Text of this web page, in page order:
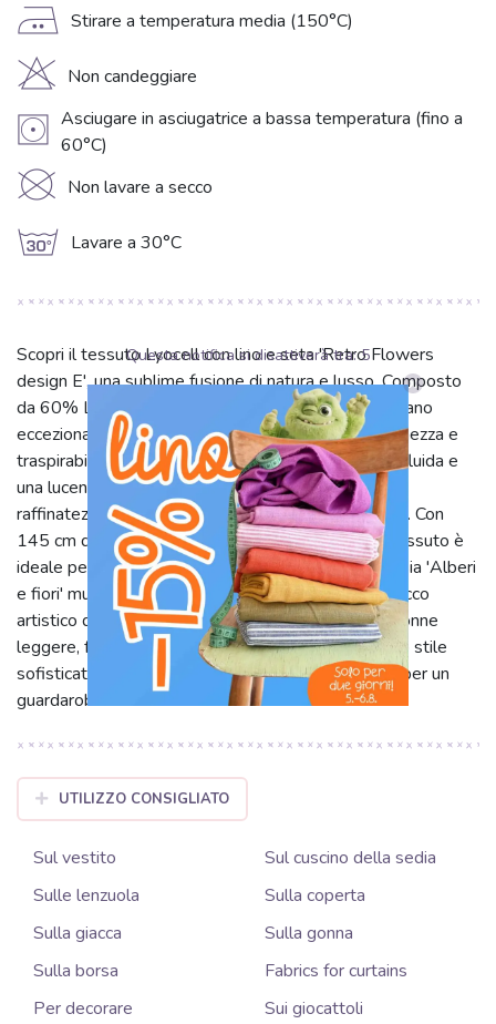
E Stirare a temperatura media (150°C)
H Non candeggiare
V Asciugare in asciugatrice a bassa temperatura (fino a
60°C)
K Non lavare a secco
g Lavare a 30°C
Scopri il tessuto Lyocell con lino e seta 'Retro Flowers
design E', una sublime fusione di natura e lusso. Composto
da 60% Lyocell, 20% seta e 20% lino, offre una mano
eccezionalmente morbida e setosa, unita alla freschezza e
traspirabilità del lino. Il Lyocell assicura una caduta fluida e
una lucentezza delicata, mentre la seta aggiunge
raffinatezza. Leggero, arioso e piacevole sulla pelle. Con
145 cm di larghezza e 110 g/m² di peso, questo tessuto è
ideale per capi primaverili ed estivi. La vivace fantasia 'Alberi
e fiori' multicolore, dal sapore retrò, aggiunge un tocco
artistico distintivo. Perfetto per bluse, abiti fluidi, gonne
leggere, foulard e capi che richiedono comfort e uno stile
sofisticato. Lyocell con lino e seta: la scelta ideale per un
guardaroba fresco e chic.
UTILIZZO CONSIGLIATO
Sul vestito
Sul cuscino della sedia
Sulle lenzuola
Sulla coperta
Sulla giacca
Sulla gonna
Sulla borsa
Fabrics for curtains
Per decorare
Sui giocattoli
Questa notifica si disattiverà tra:5